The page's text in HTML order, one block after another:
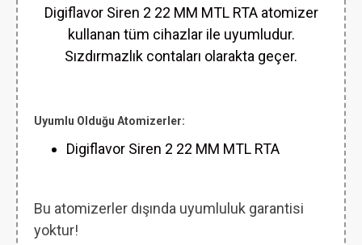
Digiflavor Siren 2 22 MM MTL RTA atomizer
kullanan tüm cihazlar ile uyumludur.
Sızdırmazlık contaları olarakta geçer.
Uyumlu Olduğu Atomizerler:
Digiflavor Siren 2 22 MM MTL RTA
Bu atomizerler dışında uyumluluk garantisi
yoktur!